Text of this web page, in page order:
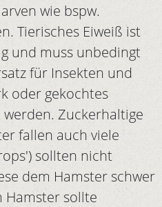
wie bspw.
Tierisches Eiweiß ist
und muss unbedingt
für Insekten und
oder gekochtes
Zuckerhaltige
fallen auch viele
sollten nicht
dem Hamster schwer
Hamster sollte